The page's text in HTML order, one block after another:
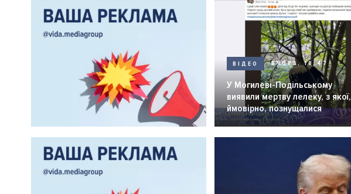
ВІДЕО ВЧОРА, 10:47
У Могилеві-Подільському
виявили мертву лелеку, з якої,
ймовірно, познущалися